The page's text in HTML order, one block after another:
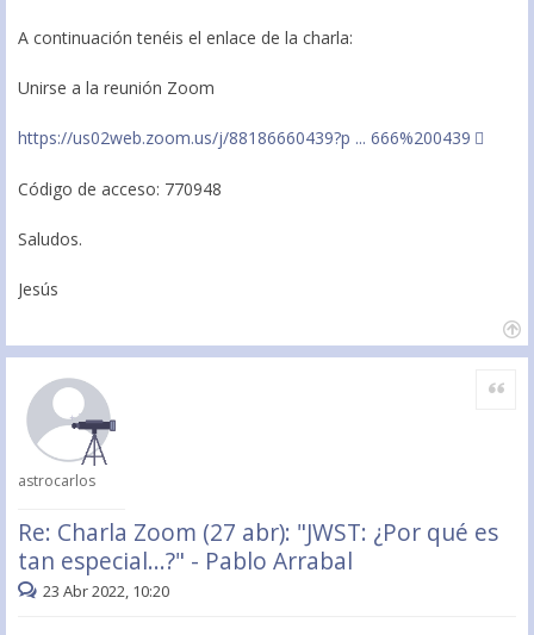
A continuación tenéis el enlace de la charla:
Unirse a la reunión Zoom
https://us02web.zoom.us/j/88186660439?p ... 666%200439
Código de acceso: 770948
Saludos.
Jesús
astrocarlos
Re: Charla Zoom (27 abr): "JWST: ¿Por qué es
tan especial...?" - Pablo Arrabal
Citar
23 Abr 2022, 10:20